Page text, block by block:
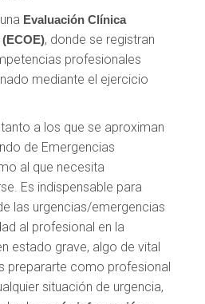
Evaluación Clínica
, donde se registran
profesionales
mediante el ejercicio
a los que se aproximan
de Emergencias
al que necesita
Es indispensable para
las urgencias/emergencias
al profesional en la
estado grave, algo de vital
prepararte como profesional
situación de urgencia,